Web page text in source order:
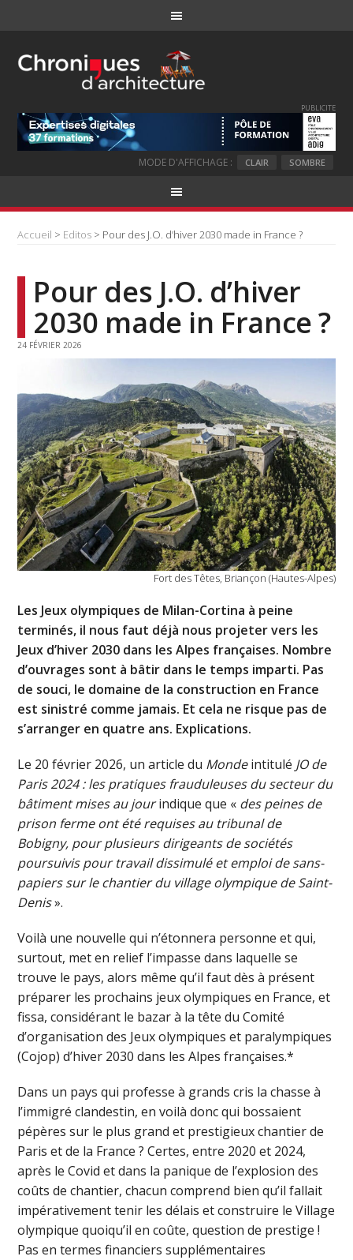
PUBLICITE
MODE D'AFFICHAGE : CLAIR SOMBRE
Accueil > Editos > Pour des J.O. d’hiver 2030 made in France ?
Pour des J.O. d’hiver
2030 made in France ?
24 FÉVRIER 2026
Fort des Têtes, Briançon (Hautes-Alpes)
Les Jeux olympiques de Milan-Cortina à peine
terminés, il nous faut déjà nous projeter vers les
Jeux d’hiver 2030 dans les Alpes françaises. Nombre
d’ouvrages sont à bâtir dans le temps imparti. Pas
de souci, le domaine de la construction en France
est sinistré comme jamais. Et cela ne risque pas de
s’arranger en quatre ans. Explications.
Le 20 février 2026, un article du Mondeintitulé JO de
Paris 2024 : les pratiques frauduleuses du secteur du
bâtiment mises au jourindique que « des peines de
prison ferme ont été requises au tribunal de
Bobigny, pour plusieurs dirigeants de sociétés
poursuivis pour travail dissimulé et emploi de sans-
papiers sur le chantier du village olympique de Saint-
Denis».
Voilà une nouvelle qui n’étonnera personne et qui,
surtout, met en relief l’impasse dans laquelle se
trouve le pays, alors même qu’il faut dès à présent
préparer les prochains jeux olympiques en France, et
fissa, considérant le bazar à la tête du Comité
d’organisation des Jeux olympiques et paralympiques
(Cojop) d’hiver 2030 dans les Alpes françaises.*
Dans un pays qui professe à grands cris la chasse à
l’immigré clandestin, en voilà donc qui bossaient
pépères sur le plus grand et prestigieux chantier de
Paris et de la France ? Certes, entre 2020 et 2024,
après le Covid et dans la panique de l’explosion des
coûts de chantier, chacun comprend bien qu’il fallait
impérativement tenir les délais et construire le Village
olympique quoiqu’il en coûte, question de prestige !
Pas en termes financiers supplémentaires